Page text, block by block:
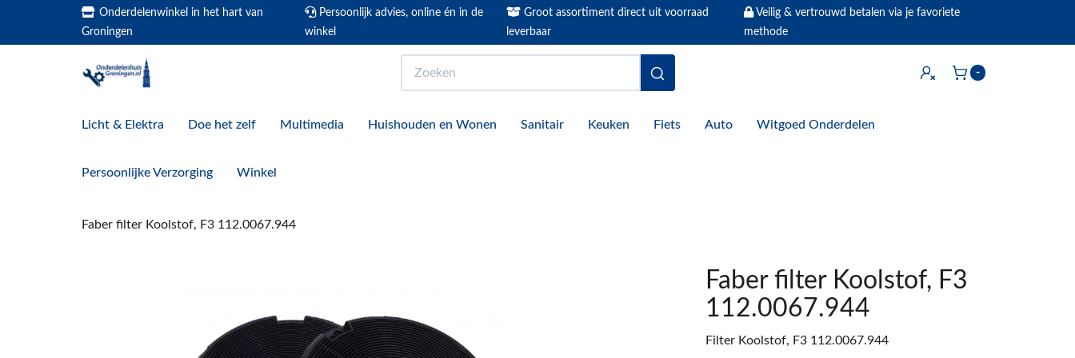
Onderdelenwinkel in het hart van
Groningen
Persoonlijk advies, online én in de
winkel
Groot assortiment direct uit voorraad
leverbaar
Veilig & vertrouwd betalen via je favoriete
methode
Inloggen -
Licht & Elektra Doe het zelf Multimedia Huishouden en Wonen Sanitair Keuken Fiets Auto Witgoed Onderdelen
Persoonlijke Verzorging Winkel
Faber filter Koolstof, F3 112.0067.944
Faber filter Koolstof, F3
112.0067.944
Filter Koolstof, F3 112.0067.944